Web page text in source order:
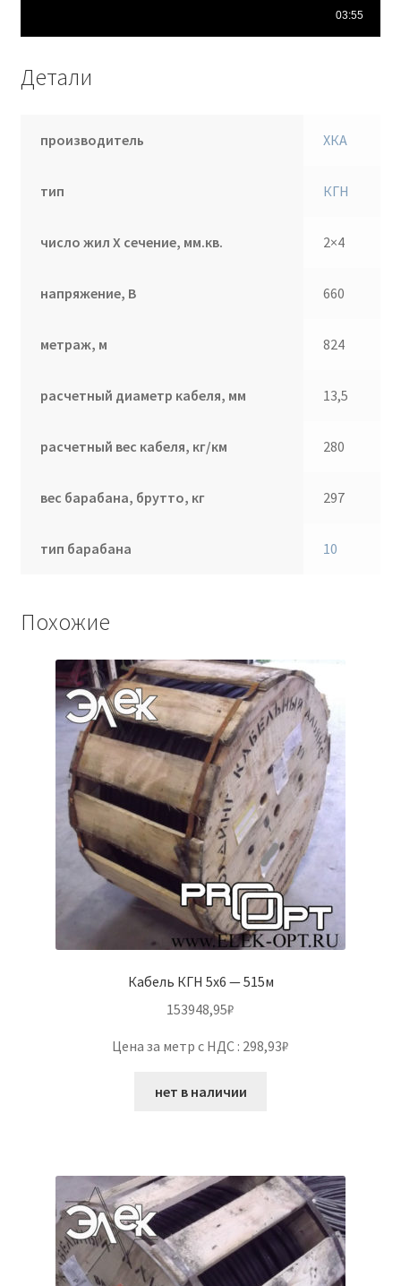
Детали
производитель ХКА
тип КГН
число жил Х сечение, мм.кв. 2×4
напряжение, В 660
метраж, м 824
расчетный диаметр кабеля, мм 13,5
расчетный вес кабеля, кг/км 280
вес барабана, брутто, кг 297
тип барабана 10
Похожие
Кабель КГН 5х6 — 515м
153948,95₽
Цена за метр с НДС : 298,93₽
нет в наличии